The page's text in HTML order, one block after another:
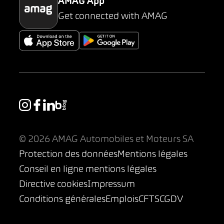
AMAG App
Get connected with AMAG
© 2026 AMAG Automobiles et Moteurs SA
Protection des donnéesMentions légales
Conseil en ligne mentions légales
Directive cookiesImpressum
Conditions généralesEmploisCFTSCGDV